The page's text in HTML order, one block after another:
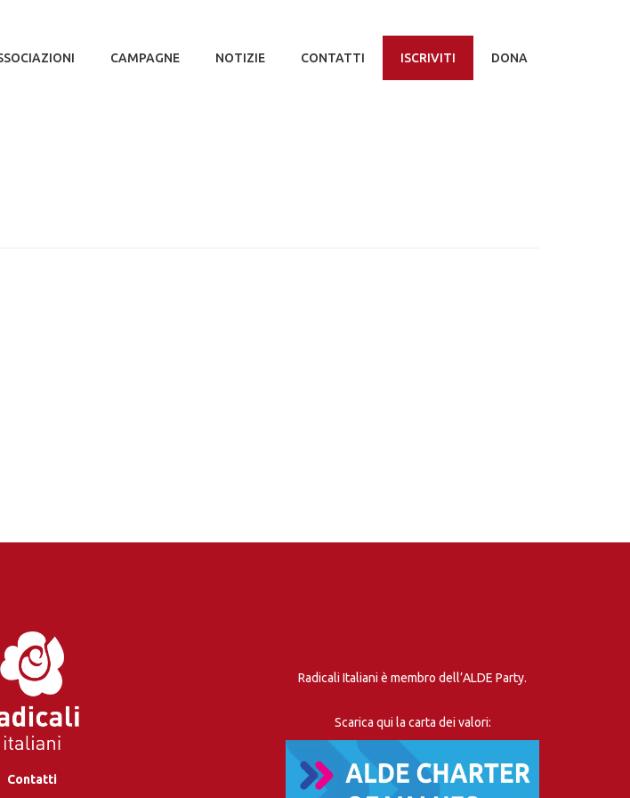
CAMPAGNE NOTIZIE CONTATTI ISCRIVITI DONA
Contatti
Radicali Italiani è membro dell’ALDE Party.
Scarica qui la carta dei valori: